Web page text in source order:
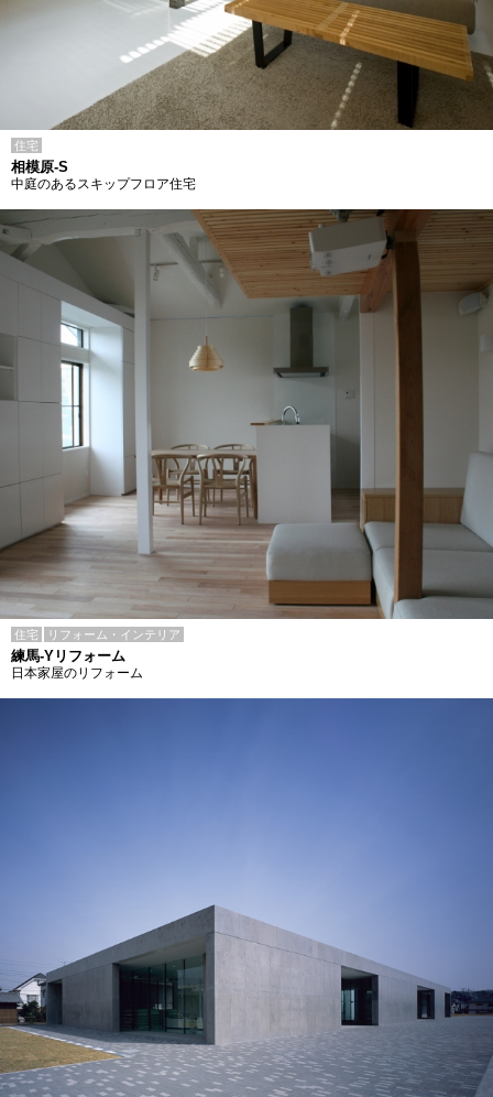
住宅
相模原-S
中庭のあるスキップフロア住宅
住宅 リフォーム・インテリア
練馬-Yリフォーム
日本家屋のリフォーム